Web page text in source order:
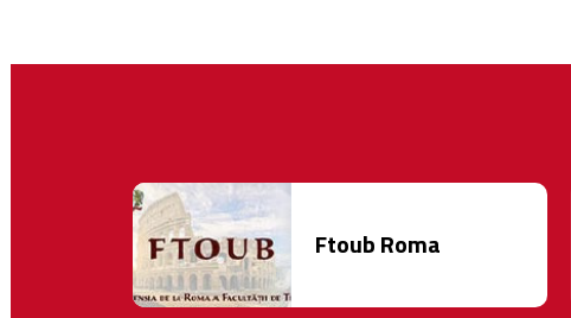
Ftoub Roma